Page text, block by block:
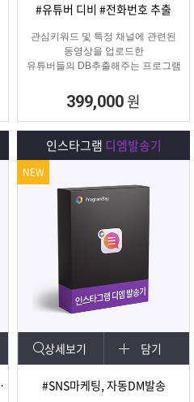
#유튜버 디비 #전화번호 추출
관심키워드 및 특정 채널에 관련된
동영상을 업로드한
유튜버들의 DB추출해주는 프로그램
399,000 원
일 추출
인스타그램 디엠발송기
상세보기 담기
#SNS마케팅, 자동DM발송
NEW